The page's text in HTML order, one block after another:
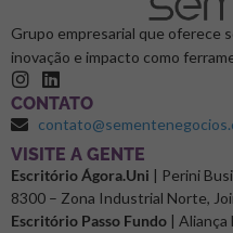
Grupo empresarial que oferece
inovação e impacto como
CONTATO
⁠VISITE A GENTE
Escritório Ágora.Uni | Perini
8300 – Zona Industrial Norte,
Escritório Passo Fundo | Aliança